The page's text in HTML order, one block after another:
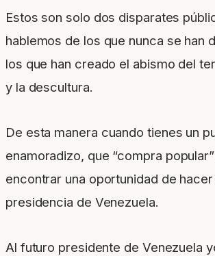
Estos son solo dos disparates
hablemos de los que nunca se han
los que han creado el abismo del
y la descultura.
De esta manera cuando tienes un
enamoradizo, que “compra
encontrar una oportunidad de
presidencia de Venezuela.
Al futuro presidente de Venezuela